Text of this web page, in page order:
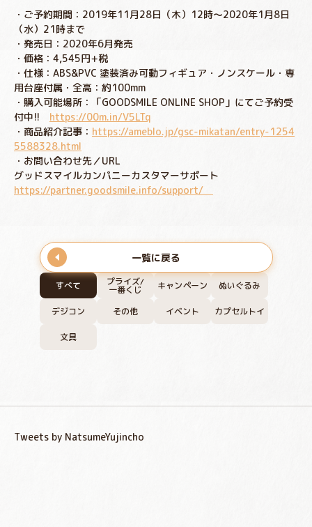
すべて プライズ/
一番くじ キャンペーン ぬいぐるみ
デジコン その他 イベント カプセルトイ
文具
・ご予約期間：2019年11月28日（木）12時～2020年1月8日
（水）21時まで
・発売日：2020年6月発売
・価格：4,545円+税
・仕様：ABS&PVC 塗装済み可動フィギュア・ノンスケール・専
用台座付属・全高：約100mm
・購入可能場所：「GOODSMILE ONLINE SHOP」にてご予約受
付中!! https://00m.in/V5LTq
・商品紹介記事： https://ameblo.jp/gsc-mikatan/entry-1254
5588328.html
・お問い合わせ先／URL
グッドスマイルカンパニーカスタマーサポート
https://partner.goodsmile.info/support/
一覧に戻る
Tweets by NatsumeYujincho